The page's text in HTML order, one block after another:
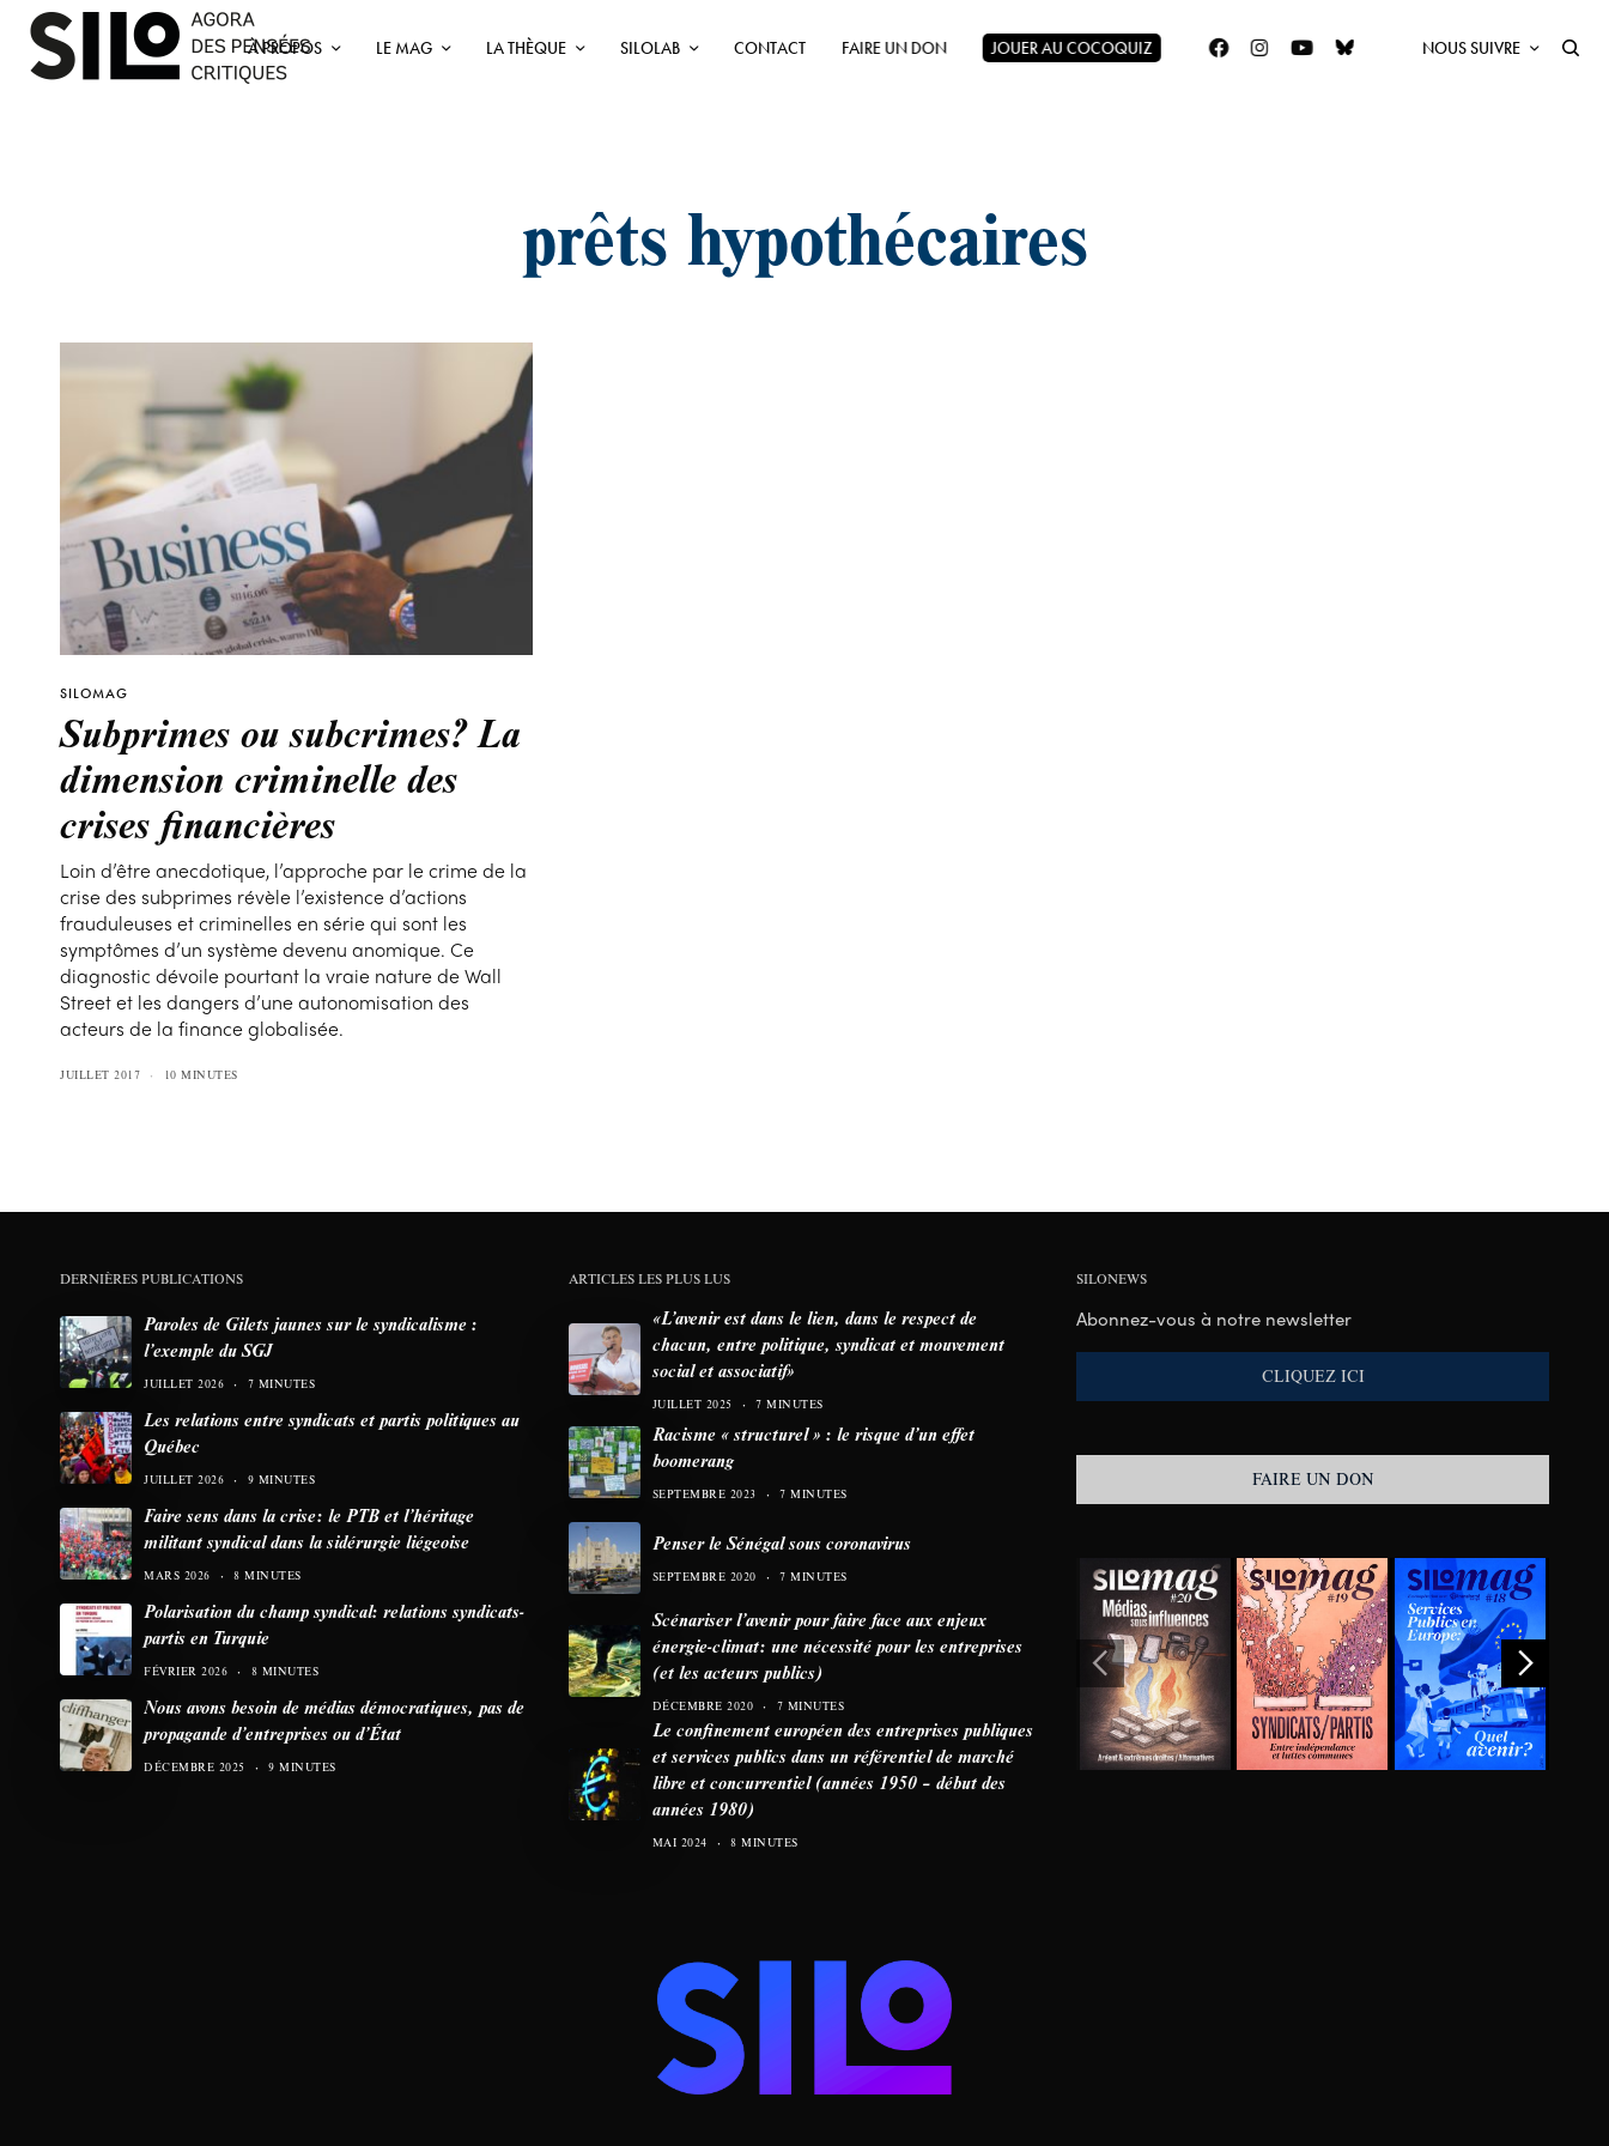
À PROPOS LE MAG LA THÈQUE SILOLAB CONTACT FAIRE UN DON JOUER AU COCOQUIZ NOUS SUIVRE
prêts hypothécaires
SILOMAG
Subprimes ou subcrimes? La
dimension criminelle des
crises financières
Loin d’être anecdotique, l’approche par le crime de la
crise des subprimes révèle l’existence d’actions
frauduleuses et criminelles en série qui sont les
symptômes d’un système devenu anomique. Ce
diagnostic dévoile pourtant la vraie nature de Wall
Street et les dangers d’une autonomisation des
acteurs de la finance globalisée.
JUILLET 2017 10 MINUTES
DERNIÈRES PUBLICATIONS
Paroles de Gilets jaunes sur le syndicalisme :
l’exemple du SGJ
JUILLET 2026 7 MINUTES
Les relations entre syndicats et partis politiques au
Québec
JUILLET 2026 9 MINUTES
Faire sens dans la crise: le PTB et l’héritage
militant syndical dans la sidérurgie liégeoise
MARS 2026 8 MINUTES
Polarisation du champ syndical: relations syndicats-
partis en Turquie
FÉVRIER 2026 8 MINUTES
Nous avons besoin de médias démocratiques, pas de
propagande d’entreprises ou d’État
DÉCEMBRE 2025 9 MINUTES
ARTICLES LES PLUS LUS
«L’avenir est dans le lien, dans le respect de
chacun, entre politique, syndicat et mouvement
social et associatif»
JUILLET 2025 7 MINUTES
Racisme « structurel » : le risque d’un effet
boomerang
SEPTEMBRE 2023 7 MINUTES
Penser le Sénégal sous coronavirus
SEPTEMBRE 2020 7 MINUTES
Scénariser l’avenir pour faire face aux enjeux
énergie-climat: une nécessité pour les entreprises
(et les acteurs publics)
DÉCEMBRE 2020 7 MINUTES
Le confinement européen des entreprises publiques
et services publics dans un référentiel de marché
libre et concurrentiel (années 1950 – début des
années 1980)
MAI 2024 8 MINUTES
SILONEWS
Abonnez-vous à notre newsletter
CLIQUEZ ICI
FAIRE UN DON